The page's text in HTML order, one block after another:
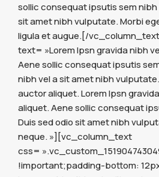
sollic consequat ipsutis sem nibh
sit amet nibh vulputate. Morbi
ligula et augue.[/
text= »Lorem Ipsn gravida nibh
Aene sollic consequat ipsutis
nibh vel a sit amet nibh
auctor aliquet. Lorem Ipsn
aliquet. Aene sollic consequat
Duis sed odio sit amet nibh
neque. »][vc_column_text
css=
!important;padding-bottom: